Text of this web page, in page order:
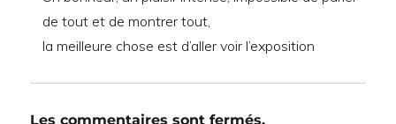
de tout et de montrer tout,
la meilleure chose est d’aller voir l’exposition
Les commentaires sont fermés.